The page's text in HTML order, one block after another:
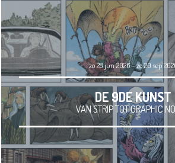
zo 28 jun 2026 - zo 20 sep
DE 9DE KUNST
VAN STRIP TOT GRAPHIC